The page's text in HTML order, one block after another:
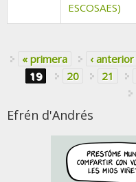
ESCOSAES)
« primera ‹ anterior
19
20 21
Efrén d'Andrés